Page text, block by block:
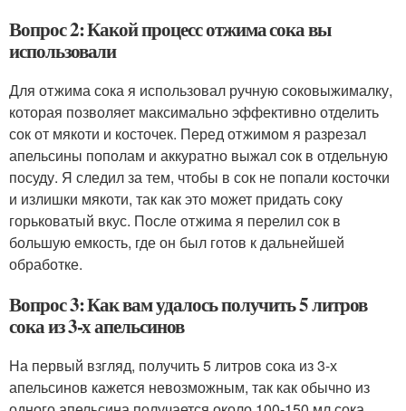
Вопрос 2: Какой процесс отжима сока вы
использовали
Для отжима сока я использовал ручную соковыжималку,
которая позволяет максимально эффективно отделить
сок от мякоти и косточек. Перед отжимом я разрезал
апельсины пополам и аккуратно выжал сок в отдельную
посуду. Я следил за тем, чтобы в сок не попали косточки
и излишки мякоти, так как это может придать соку
горьковатый вкус. После отжима я перелил сок в
большую емкость, где он был готов к дальнейшей
обработке.
Вопрос 3: Как вам удалось получить 5 литров
сока из 3-х апельсинов
На первый взгляд, получить 5 литров сока из 3-х
апельсинов кажется невозможным, так как обычно из